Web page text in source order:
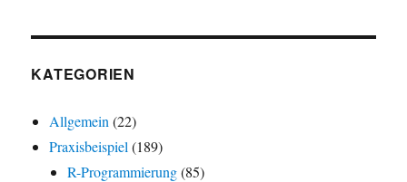
KATEGORIEN
Allgemein (22)
Praxisbeispiel (189)
R-Programmierung(85)